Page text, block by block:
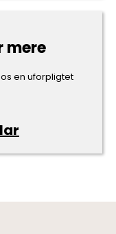
mere
en uforpligtet